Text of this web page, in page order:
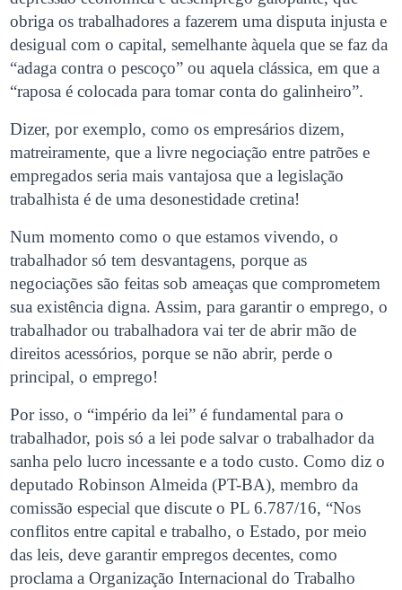
obriga os trabalhadores a fazerem uma disputa injusta e
desigual com o capital, semelhante àquela que se faz da
“adaga contra o pescoço” ou aquela clássica, em que a
“raposa é colocada para tomar conta do galinheiro”.
Dizer, por exemplo, como os empresários dizem,
matreiramente, que a livre negociação entre patrões e
empregados seria mais vantajosa que a legislação
trabalhista é de uma desonestidade cretina!
Num momento como o que estamos vivendo, o
trabalhador só tem desvantagens, porque as
negociações são feitas sob ameaças que comprometem
sua existência digna. Assim, para garantir o emprego, o
trabalhador ou trabalhadora vai ter de abrir mão de
direitos acessórios, porque se não abrir, perde o
principal, o emprego!
Por isso, o “império da lei” é fundamental para o
trabalhador, pois só a lei pode salvar o trabalhador da
sanha pelo lucro incessante e a todo custo. Como diz o
deputado Robinson Almeida (PT-BA), membro da
comissão especial que discute o PL 6.787/16, “Nos
conflitos entre capital e trabalho, o Estado, por meio
das leis, deve garantir empregos decentes, como
proclama a Organização Internacional do Trabalho